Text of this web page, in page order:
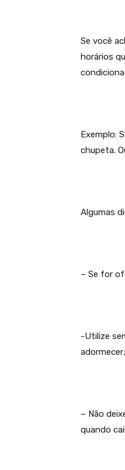
Se você
horários
Exemplo:
chupeta.
Algumas
– Se for
-Utilize
adormecer;
– Não
quando